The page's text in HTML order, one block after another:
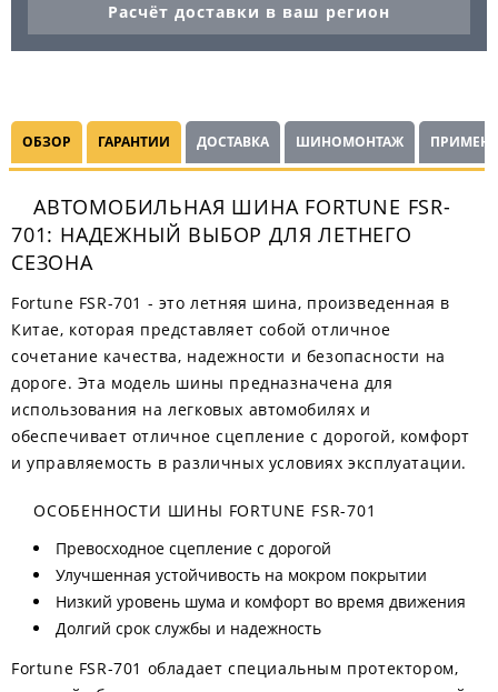
Расчёт доставки в ваш регион
ОБЗОР ГАРАНТИИ ДОСТАВКА ШИНОМОНТАЖ
АВТОМОБИЛЬНАЯ ШИНА FORTUNE FSR-
701: НАДЕЖНЫЙ ВЫБОР ДЛЯ ЛЕТНЕГО
СЕЗОНА
Fortune FSR-701 - это летняя шина, произведенная в
Китае, которая представляет собой отличное
сочетание качества, надежности и безопасности на
дороге. Эта модель шины предназначена для
использования на легковых автомобилях и
обеспечивает отличное сцепление с дорогой, комфорт
и управляемость в различных условиях эксплуатации.
ОСОБЕННОСТИ ШИНЫ FORTUNE FSR-701
Превосходное сцепление с дорогой
Улучшенная устойчивость на мокром покрытии
Низкий уровень шума и комфорт во время движения
Долгий срок службы и надежность
Fortune FSR-701 обладает специальным протектором,